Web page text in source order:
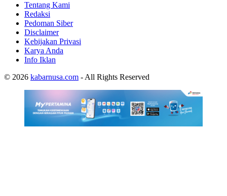
Tentang Kami
Redaksi
Pedoman Siber
Disclaimer
Kebijakan Privasi
Karya Anda
Info Iklan
© 2026 kabarnusa.com - All Rights Reserved